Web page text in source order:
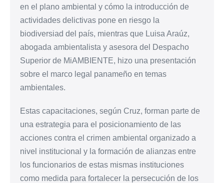
en el plano ambiental y cómo la introducción de
actividades delictivas pone en riesgo la
biodiversiad del país, mientras que Luisa Araúz,
abogada ambientalista y asesora del Despacho
Superior de MiAMBIENTE, hizo una presentación
sobre el marco legal panameño en temas
ambientales.
Estas capacitaciones, según Cruz, forman parte de
una estrategia para el posicionamiento de las
acciones contra el crimen ambiental organizado a
nivel institucional y la formación de alianzas entre
los funcionarios de estas mismas instituciones
como medida para fortalecer la persecución de los